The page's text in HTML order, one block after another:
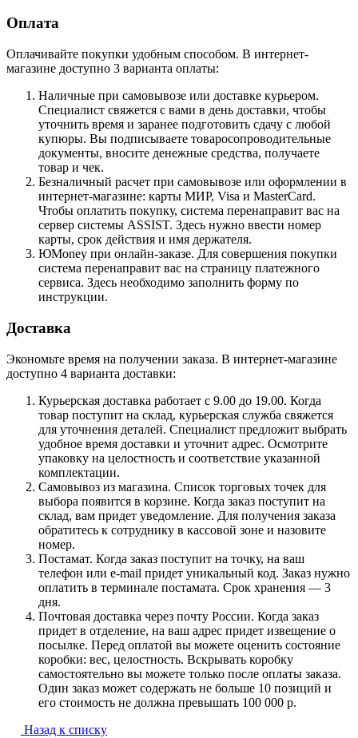
Оплата
Оплачивайте покупки удобным способом. В интернет-
магазине доступно 3 варианта оплаты:
Наличные при самовывозе или доставке курьером.
Специалист свяжется с вами в день доставки, чтобы
уточнить время и заранее подготовить сдачу с любой
купюры. Вы подписываете товаросопроводительные
документы, вносите денежные средства, получаете
товар и чек.
Безналичный расчет при самовывозе или оформлении в
интернет-магазине: карты МИР, Visa и MasterCard.
Чтобы оплатить покупку, система перенаправит вас на
сервер системы ASSIST. Здесь нужно ввести номер
карты, срок действия и имя держателя.
ЮMoney при онлайн-заказе. Для совершения покупки
система перенаправит вас на страницу платежного
сервиса. Здесь необходимо заполнить форму по
инструкции.
Доставка
Экономьте время на получении заказа. В интернет-магазине
доступно 4 варианта доставки:
Курьерская доставка работает с 9.00 до 19.00. Когда
товар поступит на склад, курьерская служба свяжется
для уточнения деталей. Специалист предложит выбрать
удобное время доставки и уточнит адрес. Осмотрите
упаковку на целостность и соответствие указанной
комплектации.
Самовывоз из магазина. Список торговых точек для
выбора появится в корзине. Когда заказ поступит на
склад, вам придет уведомление. Для получения заказа
обратитесь к сотруднику в кассовой зоне и назовите
номер.
Постамат. Когда заказ поступит на точку, на ваш
телефон или e-mail придет уникальный код. Заказ нужно
оплатить в терминале постамата. Срок хранения — 3
дня.
Почтовая доставка через почту России. Когда заказ
придет в отделение, на ваш адрес придет извещение о
посылке. Перед оплатой вы можете оценить состояние
коробки: вес, целостность. Вскрывать коробку
самостоятельно вы можете только после оплаты заказа.
Один заказ может содержать не больше 10 позиций и
его стоимость не должна превышать 100 000 р.
Назад к списку